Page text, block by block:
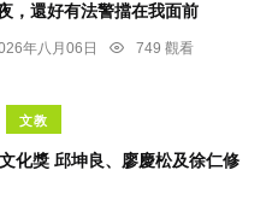
，還好有法警擋在我面前
年八月06日
749 觀看
文教
化獎 邱坤良、廖慶松及徐仁修